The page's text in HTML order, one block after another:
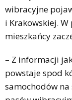
wibracyjne
i Krakowskiej.
mieszkańcy
– Z informacji
powstaje spod
samochodów